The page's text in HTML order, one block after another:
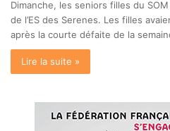
Dimanche, les seniors filles du
de l’ES des Serenes. Les filles
après la courte défaite de la
Lire la suite »